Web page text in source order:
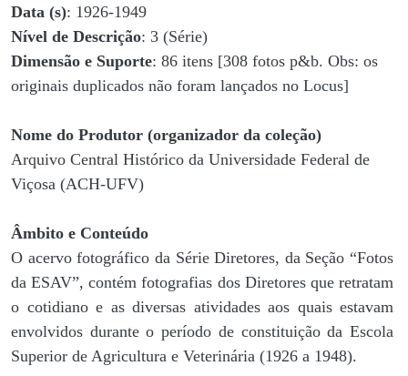
Data (s): 1926-1949
Nível de Descrição: 3 (Série)
Dimensão e Suporte: 86 itens [308 fotos p&b. Obs: os
originais duplicados não foram lançados no Locus]
Nome do Produtor (organizador da coleção)
Arquivo Central Histórico da Universidade Federal de
Viçosa (ACH-UFV)
Âmbito e Conteúdo
O acervo fotográfico da Série Diretores, da Seção “Fotos
da ESAV”, contém fotografias dos Diretores que retratam
o cotidiano e as diversas atividades aos quais estavam
envolvidos durante o período de constituição da Escola
Superior de Agricultura e Veterinária (1926 a 1948).